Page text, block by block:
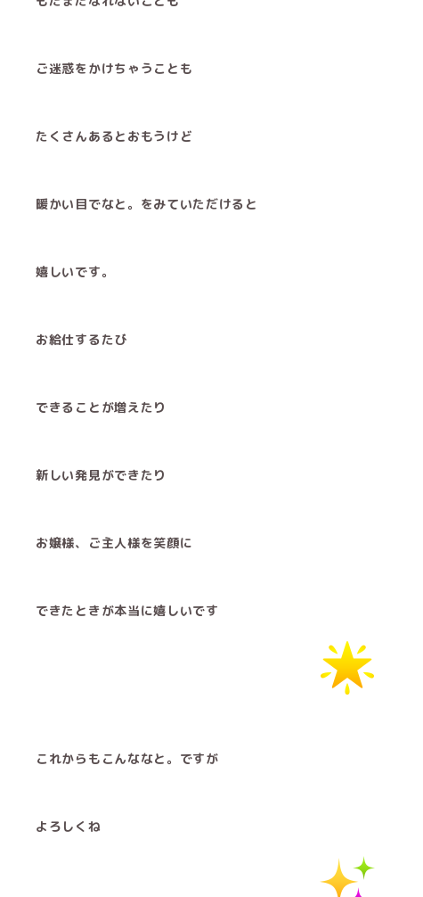
ご迷惑をかけちゃうことも
たくさんあるとおもうけど
暖かい目でなと。をみていただけると
嬉しいです。
お給仕するたび
できることが増えたり
新しい発見ができたり
お嬢様、ご主人様を笑顔に
できたときが本当に嬉しいです︎
これからもこんななと。ですが
よろしくね